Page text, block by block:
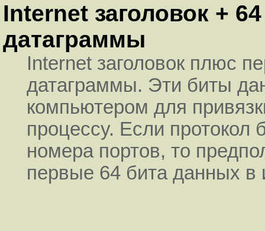
Internet заголовок +
датаграммы
Internet заголовок плюс
датаграммы. Эти биты
компьютером для
процессу. Если протокол
номера портов, то
первые 64 бита данных в